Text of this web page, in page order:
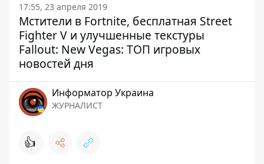
17:55, 23 апреля 2019
Мстители в Fortnite, бесплатная Street
Fighter V и улучшенные текстуры
Fallout: New Vegas: ТОП игровых
новостей дня
Информатор Украина
ЖУРНАЛИСТ
👍